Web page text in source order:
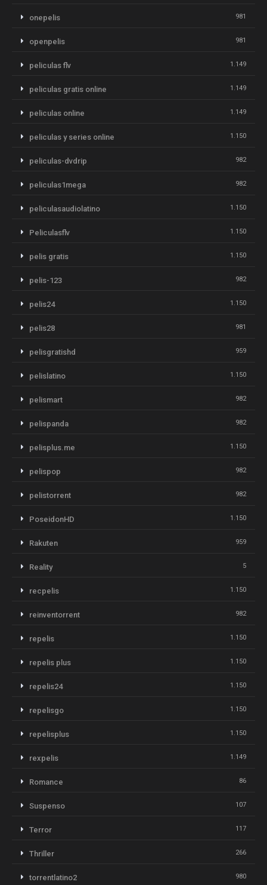
onepelis 981
openpelis 981
peliculas flv 1.149
peliculas gratis online 1.149
peliculas online 1.149
peliculas y series online 1.150
peliculas-dvdrip 982
peliculas1mega 982
peliculasaudiolatino 1.150
Peliculasflv 1.150
pelis gratis 1.150
pelis-123 982
pelis24 1.150
pelis28 981
pelisgratishd 959
pelislatino 1.150
pelismart 982
pelispanda 982
pelisplus.me 1.150
pelispop 982
pelistorrent 982
PoseidonHD 1.150
Rakuten 959
Reality 5
recpelis 1.150
reinventorrent 982
repelis 1.150
repelis plus 1.150
repelis24 1.150
repelisgo 1.150
repelisplus 1.150
rexpelis 1.149
Romance 86
Suspenso 107
Terror 117
Thriller 266
torrentlatino2 980